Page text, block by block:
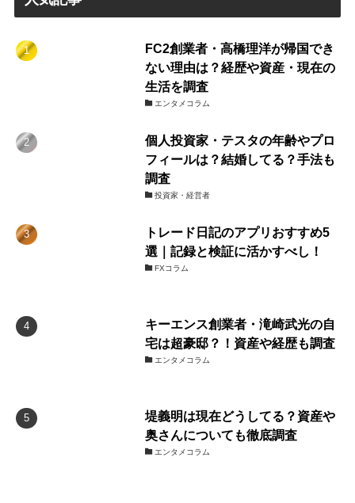
FC2創業者・高橋理洋が帰国でき
ない理由は？経歴や資産・現在の
生活を調査
エンタメコラム
個人投資家・テスタの年齢やプロ
フィールは？結婚してる？手法も
調査
投資家・経営者
トレード日記のアプリおすすめ5
選｜記録と検証に活かすべし！
FXコラム
キーエンス創業者・滝崎武光の自
宅は超豪邸？！資産や経歴も調査
エンタメコラム
堤義明は現在どうしてる？資産や
奥さんについても徹底調査
エンタメコラム